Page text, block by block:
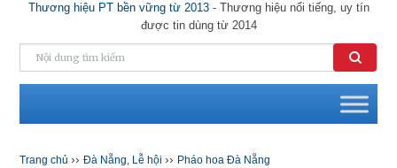
Thương hiệu PT bền vững từ 2013- Thương hiệu nổi tiếng, uy tín
được tin dùng từ 2014
Trang chủ ››Đà Nẵng, Lễ hội ›› Pháo hoa Đà Nẵng